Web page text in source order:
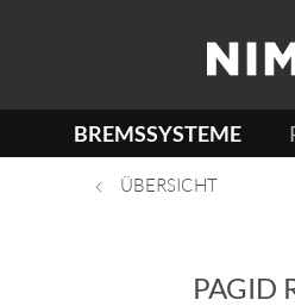
BREMSSYSTEME
ÜBERSICHT
PAGID